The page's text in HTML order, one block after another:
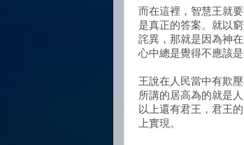
而在這裡，智慧王就
是真正的答案。就以
詫異，那就是因為神
心中總是覺得不應該是
王說在人民當中有欺
所講的居高為的就是
以上還有君王，君王
上實現。